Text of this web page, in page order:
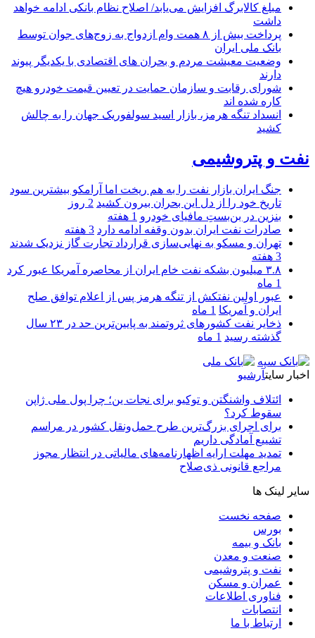
مبلغ کالابرگ افزایش می‌یابد/ اصلاح نظام بانکی ادامه خواهد
داشت
پرداخت بیش از ۸ همت وام ازدواج به زوج‌های جوان توسط
بانک ملی ایران
وضعیت معیشت مردم و بحران های اقتصادی با یکدیگر پیوند
دارند
شورای رقابت و سازمان حمایت در تعیین قیمت خودرو هیچ
کاره شده اند
انسداد تنگه هرمز، بازار اسید سولفوریک جهان را به چالش
کشید
نفت و پتروشیمی
جنگ ایران بازار نفت را به هم ریخت اما آرامکو بیشترین سود
تاریخ خود را از دل این بحران بیرون کشید 2 روز
بنزین در بن‌بستِ مافیای خودرو 1 هفته
صادرات نفت ایران بدون وقفه ادامه دارد 3 هفته
تهران و مسکو به نهایی‌سازی قرارداد تجارت گاز نزدیک شدند
3 هفته
۳.۸ میلیون بشکه نفت خام ایران از محاصره آمریکا عبور کرد
1 ماه
عبور اولین نفتکش از تنگه هرمز پس از اعلام توافق صلح
ایران و آمریکا 1 ماه
ذخایر نفت کشورهای ثروتمند به پایین‌ترین حد در ۲۳ سال
گذشته رسید 1 ماه
اخبار سایتآرشیو
ائتلاف واشنگتن و توکیو برای نجات ین؛ چرا پول ملی ژاپن
سقوط کرد؟
برای اجرای بزرگ‌ترین طرح حمل‌ونقل کشور در مراسم
تشییع آمادگی داریم
تمدید مهلت ارایه اظهارنامه‌های مالیاتی در انتظار مجوز
مراجع قانونی ذی‌‏صلاح
سایر لینک ها
صفحه نخست
بورس
بانک و بیمه
صنعت و معدن
نفت و پتروشیمی
عمران و مسکن
فناوری اطلاعات
انتصابات
ارتباط با ما